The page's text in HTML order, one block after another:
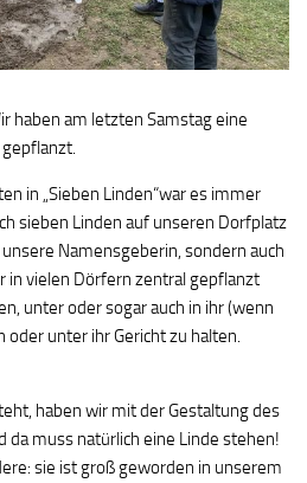
haben am letzten Samstag eine
in „Sieben Linden“war es immer
sieben Linden auf unseren Dorfplatz
Namensgeberin, sondern auch
in vielen Dörfern zentral gepflanzt
unter oder sogar auch in ihr (wenn
unter ihr Gericht zu halten.
haben wir mit der Gestaltung des
muss natürlich eine Linde stehen!
sie ist groß geworden in unserem